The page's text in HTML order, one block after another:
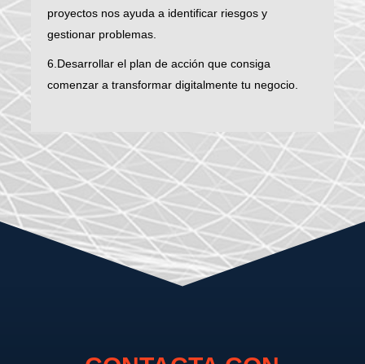
proyectos nos ayuda a identificar riesgos y
gestionar problemas.
6.Desarrollar el plan de acción que consiga
comenzar a transformar digitalmente tu negocio.